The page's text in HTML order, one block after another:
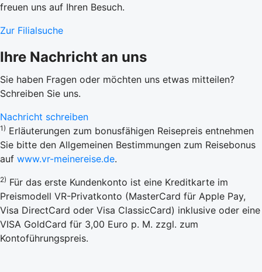
freuen uns auf Ihren Besuch.
Zur Filialsuche
Ihre Nachricht an uns
Sie haben Fragen oder möchten uns etwas mitteilen?
Schreiben Sie uns.
Nachricht schreiben
1) Erläuterungen zum bonusfähigen Reisepreis entnehmen
Sie bitte den Allgemeinen Bestimmungen zum Reisebonus
auf www.vr-meinereise.de.
2) Für das erste Kundenkonto ist eine Kreditkarte im
Preismodell VR-Privatkonto (MasterCard für Apple Pay,
Visa DirectCard oder Visa ClassicCard) inklusive oder eine
VISA GoldCard für 3,00 Euro p. M. zzgl. zum
Kontoführungspreis.